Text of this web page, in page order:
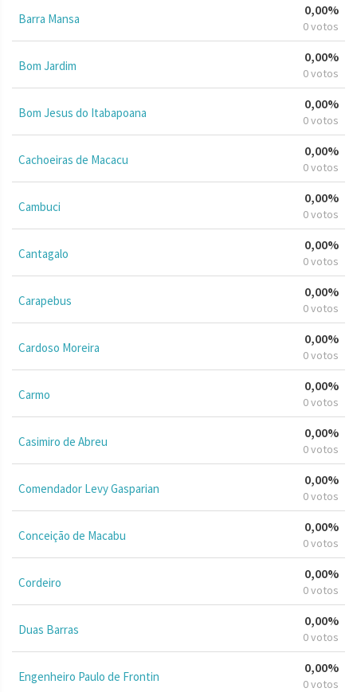
Barra Mansa
0,00%
0 votos
Bom Jardim
0,00%
0 votos
Bom Jesus do Itabapoana
0,00%
0 votos
Cachoeiras de Macacu
0,00%
0 votos
Cambuci
0,00%
0 votos
Cantagalo
0,00%
0 votos
Carapebus
0,00%
0 votos
Cardoso Moreira
0,00%
0 votos
Carmo
0,00%
0 votos
Casimiro de Abreu
0,00%
0 votos
Comendador Levy Gasparian
0,00%
0 votos
Conceição de Macabu
0,00%
0 votos
Cordeiro
0,00%
0 votos
Duas Barras
0,00%
0 votos
Engenheiro Paulo de Frontin
0,00%
0 votos